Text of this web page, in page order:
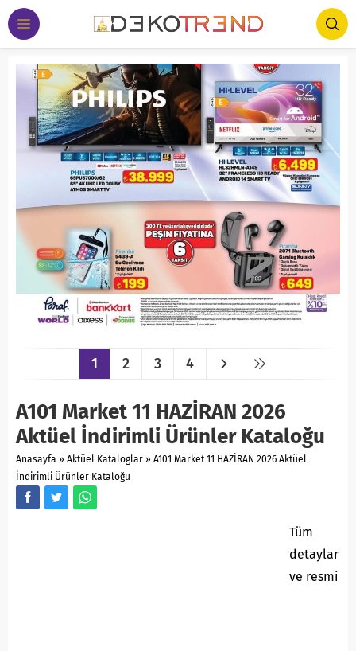
1 2 3 4
A101 Market 11 HAZİRAN 2026
Aktüel İndirimli Ürünler Kataloğu
Anasayfa » Aktüel Kataloglar » A101 Market 11 HAZİRAN 2026 Aktüel
İndirimli Ürünler Kataloğu
Tüm
detaylar
ve resmi